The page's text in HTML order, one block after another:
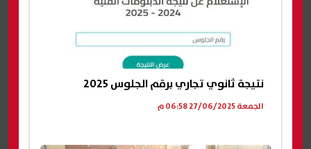
نتيجة ثانوي تجاري برقم الجلوس 2025
الجمعة 27/06/2025 06:58 م